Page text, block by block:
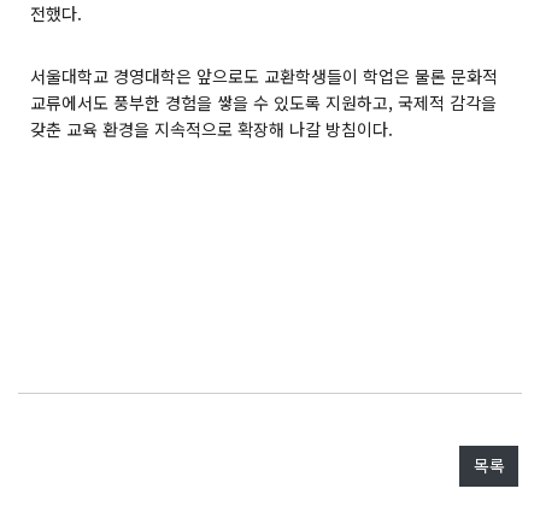
전했다.
서울대학교 경영대학은 앞으로도 교환학생들이 학업은 물론 문화적
교류에서도 풍부한 경험을 쌓을 수 있도록 지원하고, 국제적 감각을
갖춘 교육 환경을 지속적으로 확장해 나갈 방침이다.
목록